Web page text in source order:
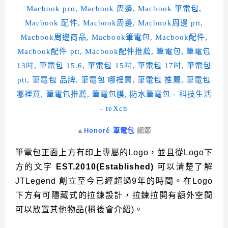
▲ Honoré 筆電包細節
筆電包正面上方有印上專屬的Logo，並且從Logo下
方的文字
EST.2010(Established) 可以清楚了解
JTLegend 創立至今已經超過9年的時間。在Logo
下方有可隱藏式的拉鍊設計，拉鍊拉開有額外空間
可以放置其他物品(稍後會介紹)。